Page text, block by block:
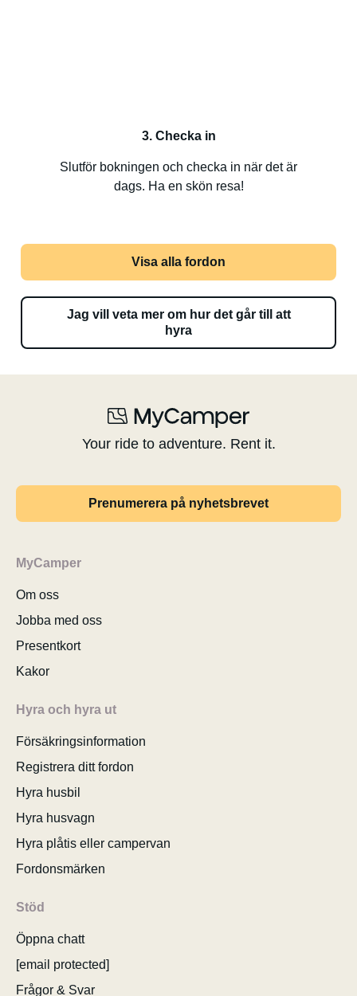
3. Checka in
Slutför bokningen och checka in när det är
dags. Ha en skön resa!
Visa alla fordon
Jag vill veta mer om hur det går till att
hyra
Your ride to adventure. Rent it.
Prenumerera på nyhetsbrevet
MyCamper
Om oss
Jobba med oss
Presentkort
Kakor
Hyra och hyra ut
Försäkringsinformation
Registrera ditt fordon
Hyra husbil
Hyra husvagn
Hyra plåtis eller campervan
Fordonsmärken
Stöd
Öppna chatt
[email protected]
Frågor & Svar